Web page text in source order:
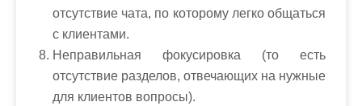
отсутствие чата, по которому легко общаться
с клиентами.
Неправильная фокусировка (то есть
отсутствие разделов, отвечающих на нужные
для клиентов вопросы).